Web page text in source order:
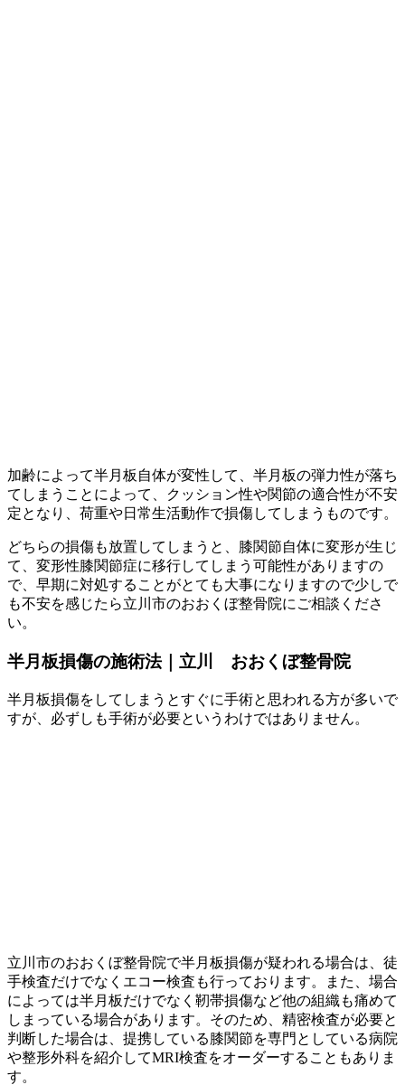
加齢によって半月板自体が変性して、半月板の弾力性が落ち
てしまうことによって、クッション性や関節の適合性が不安
定となり、荷重や日常生活動作で損傷してしまうものです。
どちらの損傷も放置してしまうと、膝関節自体に変形が生じ
て、変形性膝関節症に移行してしまう可能性がありますの
で、早期に対処することがとても大事になりますので少しで
も不安を感じたら立川市のおおくぼ整骨院にご相談くださ
い。
半月板損傷の施術法｜立川 おおくぼ整骨院
半月板損傷をしてしまうとすぐに手術と思われる方が多いで
すが、必ずしも手術が必要というわけではありません。
立川市のおおくぼ整骨院で半月板損傷が疑われる場合は、徒
手検査だけでなくエコー検査も行っております。また、場合
によっては半月板だけでなく靭帯損傷など他の組織も痛めて
しまっている場合があります。そのため、精密検査が必要と
判断した場合は、提携している膝関節を専門としている病院
や整形外科を紹介してMRI検査をオーダーすることもありま
す。